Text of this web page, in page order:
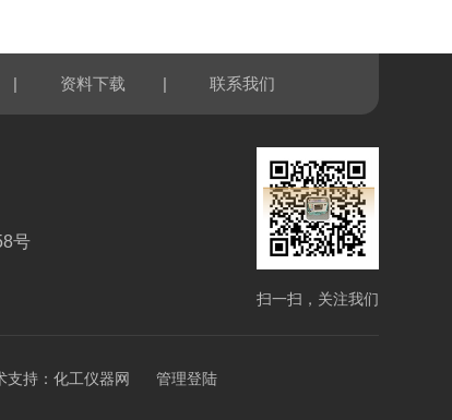
| 资料下载 | 联系我们
号
扫一扫，关注我们
支持： 化工仪器网 管理登陆